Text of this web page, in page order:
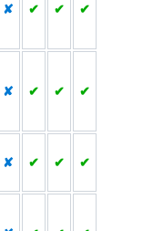
✘ ✔ ✔ ✔
✘ ✔ ✔ ✔
✘ ✔ ✔ ✔